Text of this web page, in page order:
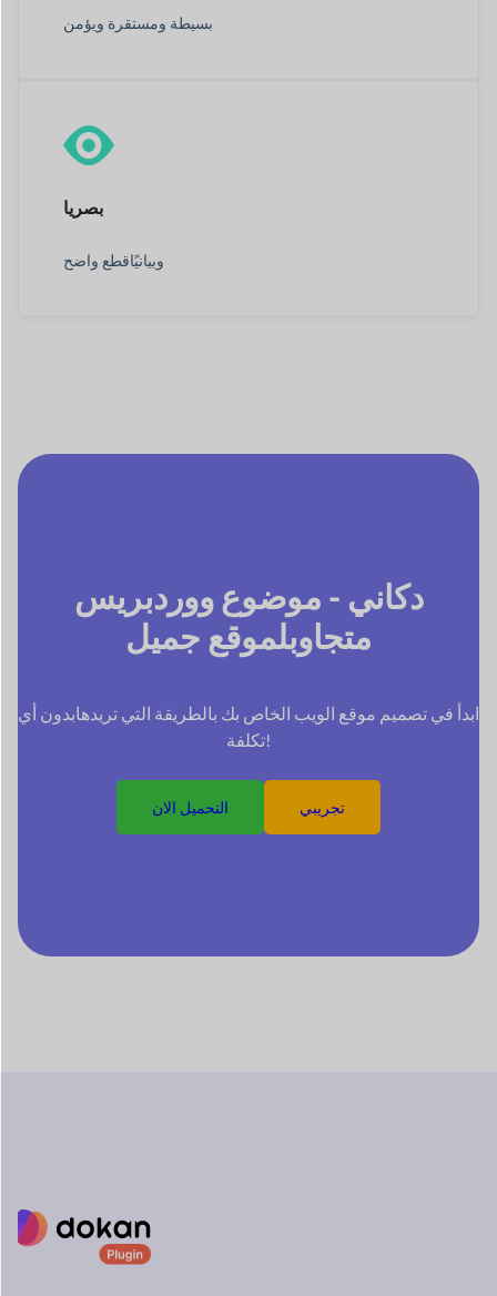
بسيطة ومستقرة ويؤمن
بصريا
وبيانيًاقطع واضح
دكاني - موضوع ووردبريس
متجاوبلموقع جميل
ابدأ في تصميم موقع الويب الخاص بك بالطريقة التي تريدهابدون أي
تكلفة!
التحميل الان تجريبي